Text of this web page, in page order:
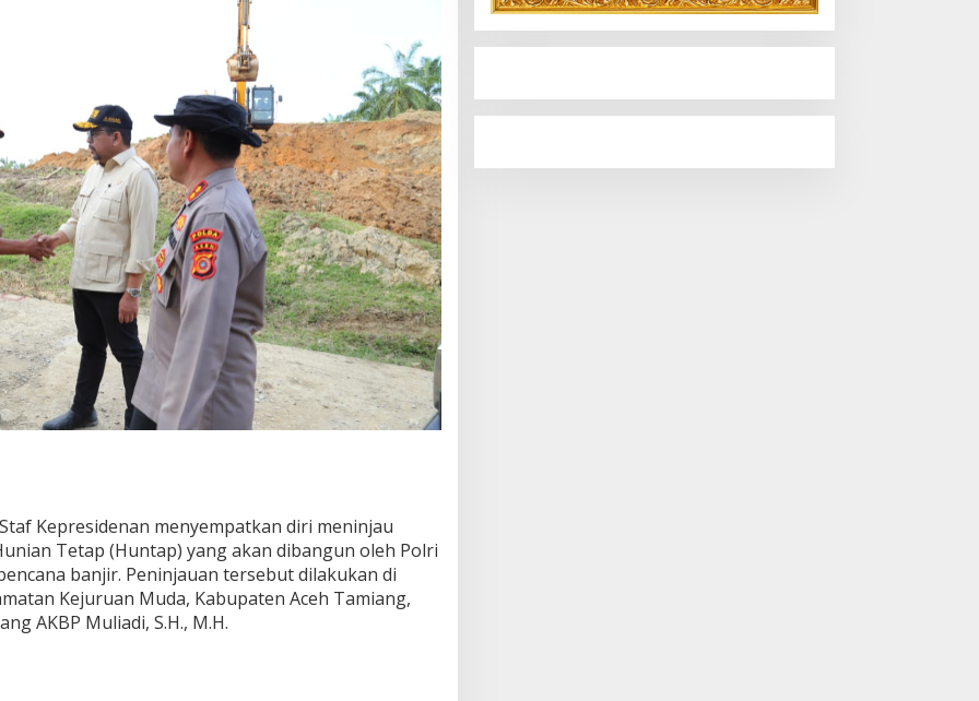
Kepresidenan menyempatkan diri meninjau
Tetap (Huntap) yang akan dibangun oleh Polri
banjir. Peninjauan tersebut dilakukan di
Kejuruan Muda, Kabupaten Aceh Tamiang,
AKBP Muliadi, S.H., M.H.